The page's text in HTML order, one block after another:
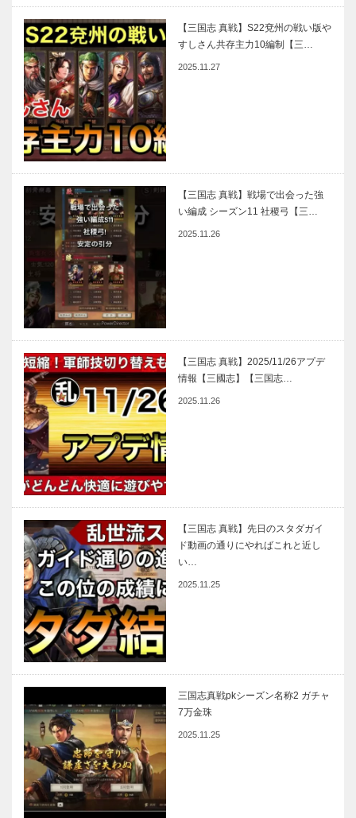
【三国志 真戦】S22兗州の戦い版や
すしさん共存主力10編制【三…
2025.11.27
【三国志 真戦】戦場で出会った強
い編成 シーズン11 社稷弓【三…
2025.11.26
【三国志 真戦】2025/11/26アプデ
情報【三國志】【三国志…
2025.11.26
【三国志 真戦】先日のスタダガイ
ド動画の通りにやればこれと近し
い…
2025.11.25
三国志真戦pkシーズン名称2 ガチャ
7万金珠
2025.11.25